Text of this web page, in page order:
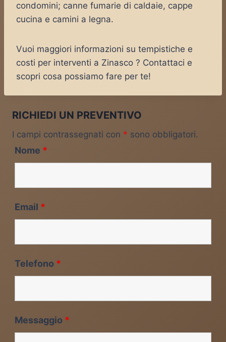
condomini; canne fumarie di caldaie, cappe
cucina e camini a legna.
Vuoi maggiori informazioni su tempistiche e
costi per interventi a Zinasco ? Contattaci e
scopri cosa possiamo fare per te!
RICHIEDI UN PREVENTIVO
I campi contrassegnati con * sono obbligatori.
Nome *
Email *
Telefono *
Messaggio *